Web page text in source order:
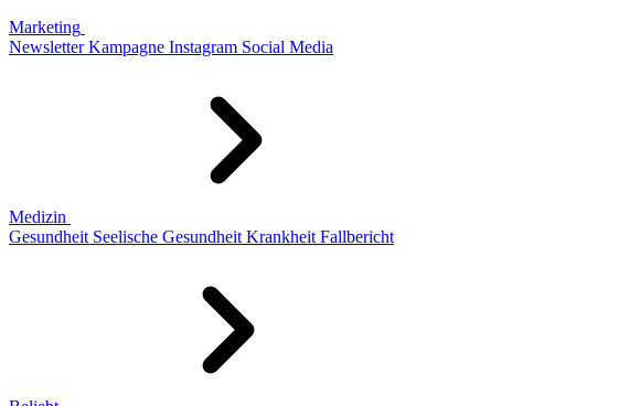
Marketing
Newsletter Kampagne Instagram Social Media
Medizin
Gesundheit Seelische Gesundheit Krankheit Fallbericht